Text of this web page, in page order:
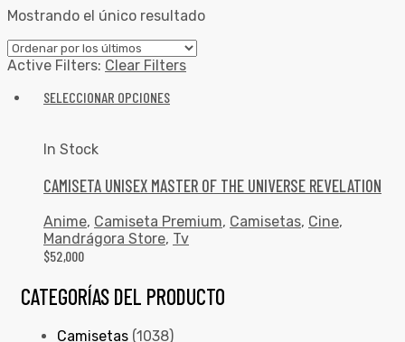
Mostrando el único resultado
Active Filters: Clear Filters
SELECCIONAR OPCIONES
In Stock
CAMISETA UNISEX MASTER OF THE UNIVERSE REVELATION
Anime, Camiseta Premium, Camisetas, Cine,
Mandrágora Store, Tv
$52,000
CATEGORÍAS DEL PRODUCTO
Camisetas (1038)